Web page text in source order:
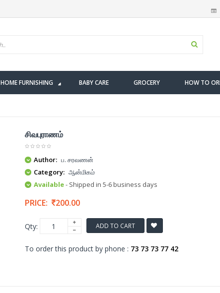
HOME FURNISHING BABY CARE GROCERY HOW TO
சிவபுராணம்
Author: ப. சரவணன்
Category: ஆன்மிகம்
Available- Shipped in 5-6 business days
PRICE: 200.00
Qty: ADD TO CART
To order this product by phone : 73 73 73 77 42